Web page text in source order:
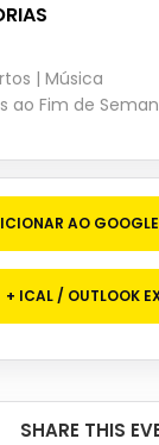
| Música
ao Fim de
AO
+ ICAL / OUTLOOK
SHARE THIS